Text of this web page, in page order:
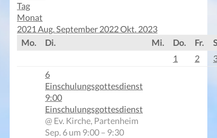
Tag
Monat
2021Aug.September 2022Okt. 2023
Mo.
Di. Mi. Do. Fr.
1
2
6
Einschulungsgottesdienst
9:00
Einschulungsgottesdienst
@ Ev. Kirche, Partenheim
Sep. 6 um 9:00 – 9:30